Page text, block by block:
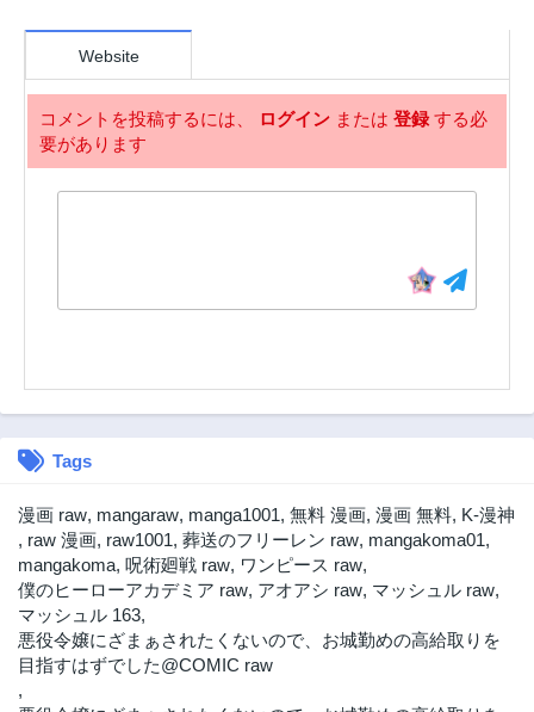
Website
コメントを投稿するには、 ログイン または 登録する必
要があります
Tags
漫画 raw, mangaraw, manga1001, 無料 漫画, 漫画 無料, K-漫神
, raw 漫画, raw1001, 葬送のフリーレン raw, mangakoma01,
mangakoma, 呪術廻戦 raw, ワンピース raw,
僕のヒーローアカデミア raw, アオアシ raw, マッシュル raw,
マッシュル 163,
悪役令嬢にざまぁされたくないので、お城勤めの高給取りを
目指すはずでした@COMIC raw
,